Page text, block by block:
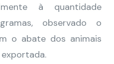
à quantidade
observado o
o abate dos animais